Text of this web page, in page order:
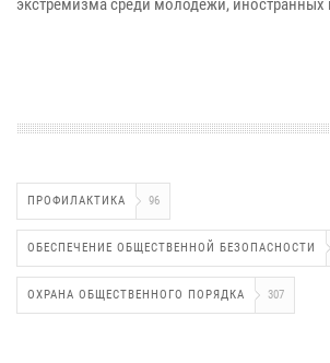
экстремизма среди молодежи, иностранных
ПРОФИЛАКТИКА 96
ОБЕСПЕЧЕНИЕ ОБЩЕСТВЕННОЙ БЕЗОПАСНОСТИ
ОХРАНА ОБЩЕСТВЕННОГО ПОРЯДКА 307